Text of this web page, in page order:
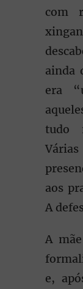
com
ainda
era
tudo
aos
A
A
e,